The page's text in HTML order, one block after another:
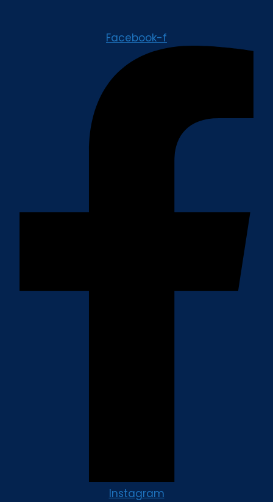
Facebook-f
Instagram